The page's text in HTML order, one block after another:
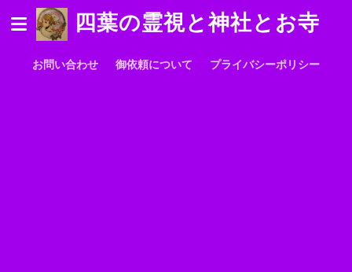
四葉の霊視と神社とお寺
お問い合わせ 御依頼について プライバシーポリシー